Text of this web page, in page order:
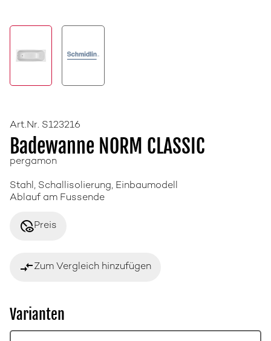
Art.Nr. S123216
Badewanne NORM CLASSIC
pergamon
Stahl, Schallisolierung, Einbaumodell
Ablauf am Fussende
disabled_visiblePreis
compare_arrowsZum Vergleich hinzufügen
Varianten